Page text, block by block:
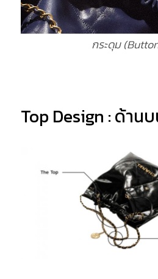
กระดุม
Top Design : ด้าน